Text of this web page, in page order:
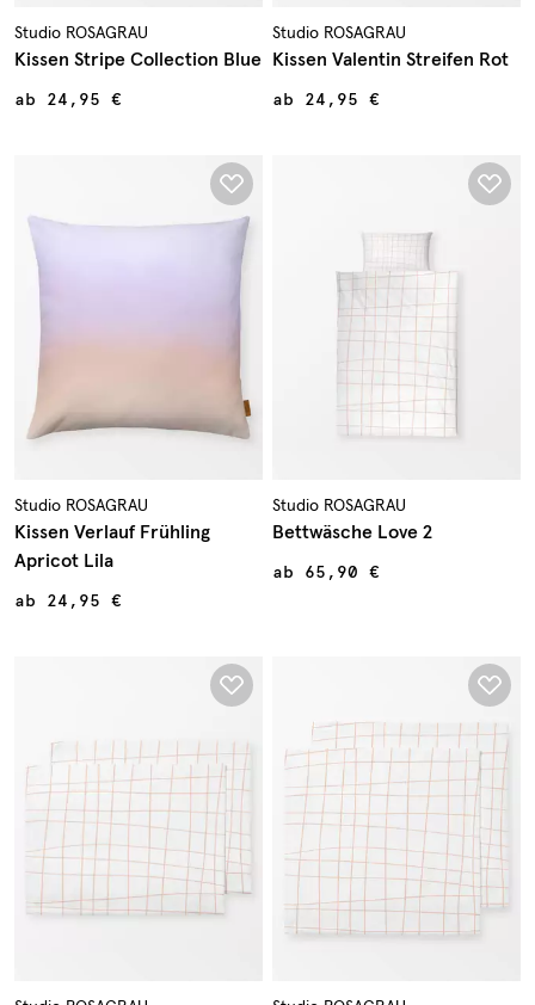
Studio ROSAGRAU
Kissen Stripe Collection Blue
ab 24,95 €
Studio ROSAGRAU
Kissen Valentin Streifen Rot
ab 24,95 €
Studio ROSAGRAU
Kissen Verlauf Frühling
Apricot Lila
ab 24,95 €
Studio ROSAGRAU
Bettwäsche Love 2
ab 65,90 €